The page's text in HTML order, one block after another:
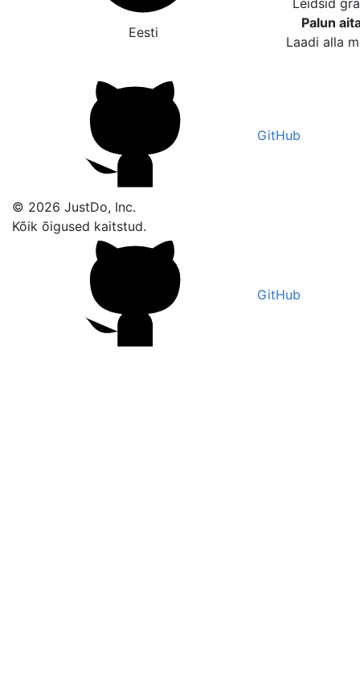
Eesti
Leidsid
Palun
Laadi alla
GitHub
© 2026 JustDo, Inc.
Kõik õigused kaitstud.
GitHub